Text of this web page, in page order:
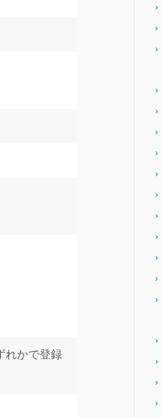
れかで登録